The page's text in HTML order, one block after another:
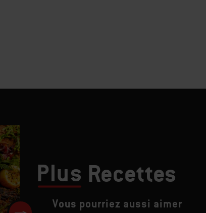
Plus Recettes
Vous pourriez aussi aimer